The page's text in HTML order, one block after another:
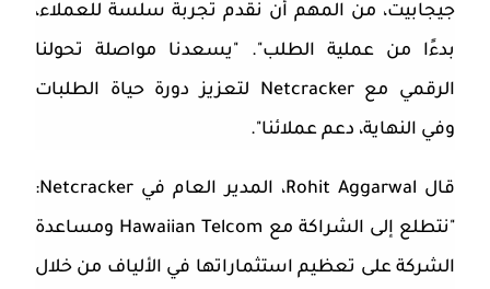
جيجابيت، من المهم أن نقدم تجربة سلسة للعملاء،
بدءًا من عملية الطلب". "يسعدنا مواصلة تحولنا
الرقمي معNetcracker لتعزيز دورة حياة الطلبات
وفي النهاية، دعم عملائنا".
قال Rohit Aggarwal، المدير العام في Netcracker
:
"نتطلع إلى الشراكة مع Hawaiian Telcom ومساعدة
الشركة على تعظيم استثماراتها في الألياف من خلال